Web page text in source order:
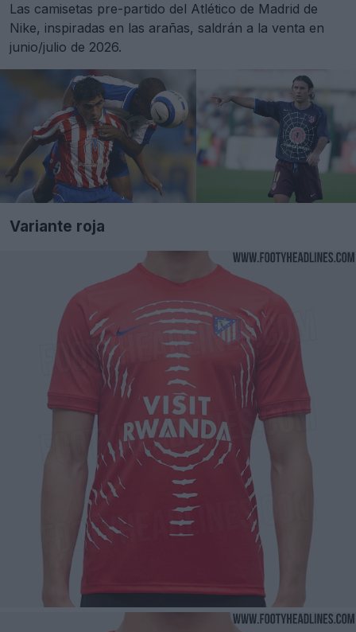
Las camisetas pre-partido del Atlético de Madrid de
Nike, inspiradas en las arañas, saldrán a la venta en
junio/julio de 2026.
Variante roja